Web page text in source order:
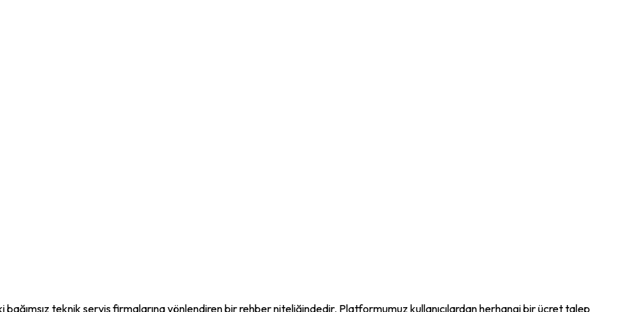
teknik servis firmalarına yönlendiren bir rehber niteliğindedir. Platformumuz kullanıcılardan herhangi bir ücret talep